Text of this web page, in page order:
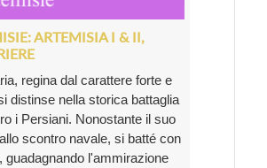
ARTEMISIA I & II,
regina dal carattere forte e
distinse nella storica battaglia
i Persiani. Nonostante il suo
scontro navale, si batté con
guadagnando l'ammirazione